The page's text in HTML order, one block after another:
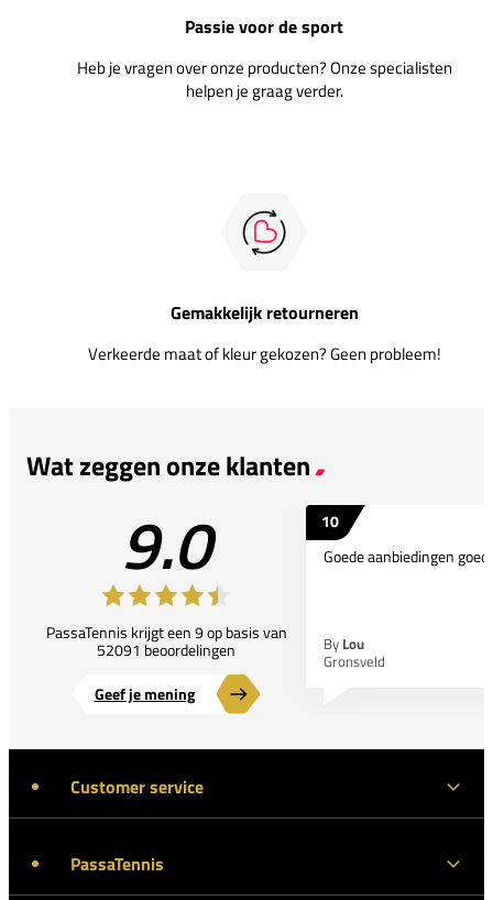
Passie voor de sport
Heb je vragen over onze producten? Onze specialisten
helpen je graag verder.
Gemakkelijk retourneren
Verkeerde maat of kleur gekozen? Geen probleem!
Wat zeggen onze klanten
9.0
PassaTennis krijgt een 9 op basis van
52091 beoordelingen
Geef je mening
10
Goede aanbiedingen
By Lou
Gronsveld
Customer service
PassaTennis